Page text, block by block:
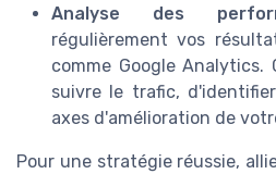
Analyse des
régulièrement vos
comme Google
suivre le trafic,
axes d'amélioration de
Pour une stratégie réussie,